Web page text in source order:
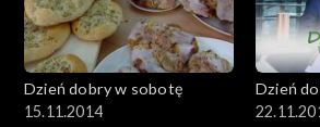
Dzień dobry w sobotę
15.11.2014
Dzień